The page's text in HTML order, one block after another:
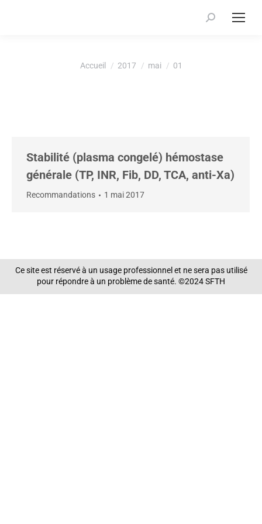
Recherche
Accueil 2017 mai 01
Stabilité (plasma congelé) hémostase
générale (TP, INR, Fib, DD, TCA, anti-Xa)
Recommandations 1 mai 2017
Ce site est réservé à un usage professionnel et ne sera pas utilisé
pour répondre à un problème de santé. ©2024 SFTH